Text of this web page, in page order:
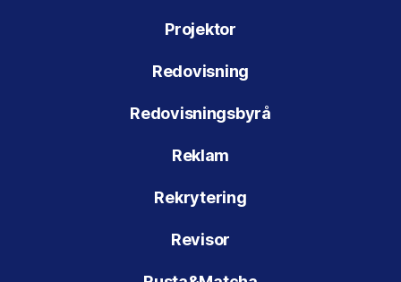
Projektor
Redovisning
Redovisningsbyrå
Reklam
Rekrytering
Revisor